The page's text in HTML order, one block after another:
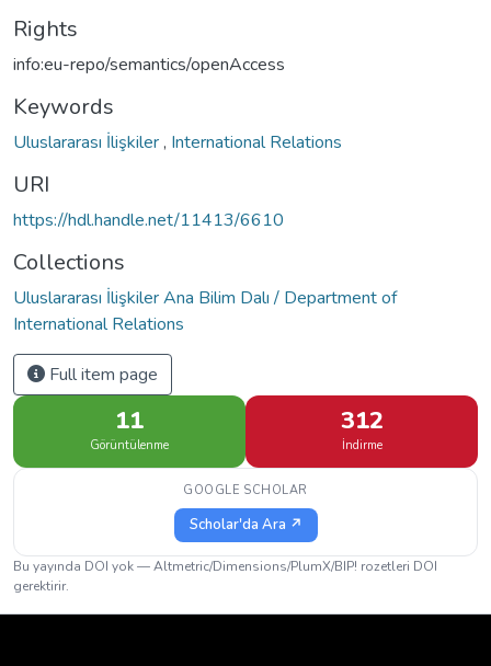
Rights
info:eu-repo/semantics/openAccess
Keywords
Uluslararası İlişkiler, International Relations
URI
https://hdl.handle.net/11413/6610
Collections
Uluslararası İlişkiler Ana Bilim Dalı / Department of
International Relations
Full item page
11
Görüntülenme
312
İndirme
GOOGLE SCHOLAR
Scholar'da Ara ↗
Bu yayında DOI yok — Altmetric/Dimensions/PlumX/BIP! rozetleri DOI
gerektirir.